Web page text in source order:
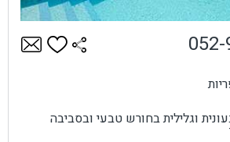
וגלילית בחורש טבעי ובסביבה